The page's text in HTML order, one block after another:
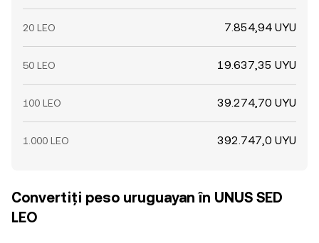
20 LEO 7.854,94 UYU
50 LEO 19.637,35 UYU
100 LEO 39.274,70 UYU
1.000 LEO 392.747,0 UYU
Convertiți peso uruguayan în UNUS SED
LEO